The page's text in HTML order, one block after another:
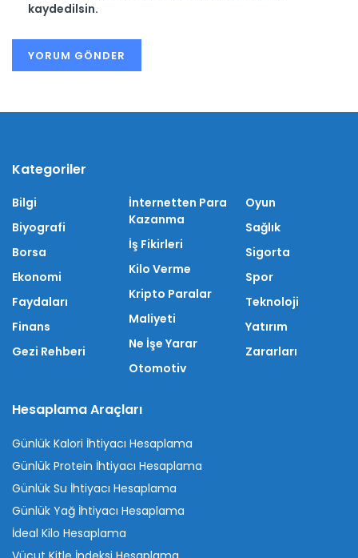
kaydedilsin.
Kategoriler
Bilgi
Biyografi
Borsa
Ekonomi
Faydaları
Finans
Gezi Rehberi
İnternetten Para
Kazanma
İş Fikirleri
Kilo Verme
Kripto Paralar
Maliyeti
Ne İşe Yarar
Otomotiv
Oyun
Sağlık
Sigorta
Spor
Teknoloji
Yatırım
Zararları
Hesaplama Araçları
Günlük Kalori İhtiyacı Hesaplama
Günlük Protein İhtiyacı Hesaplama
Günlük Su İhtiyacı Hesaplama
Günlük Yağ İhtiyacı Hesaplama
İdeal Kilo Hesaplama